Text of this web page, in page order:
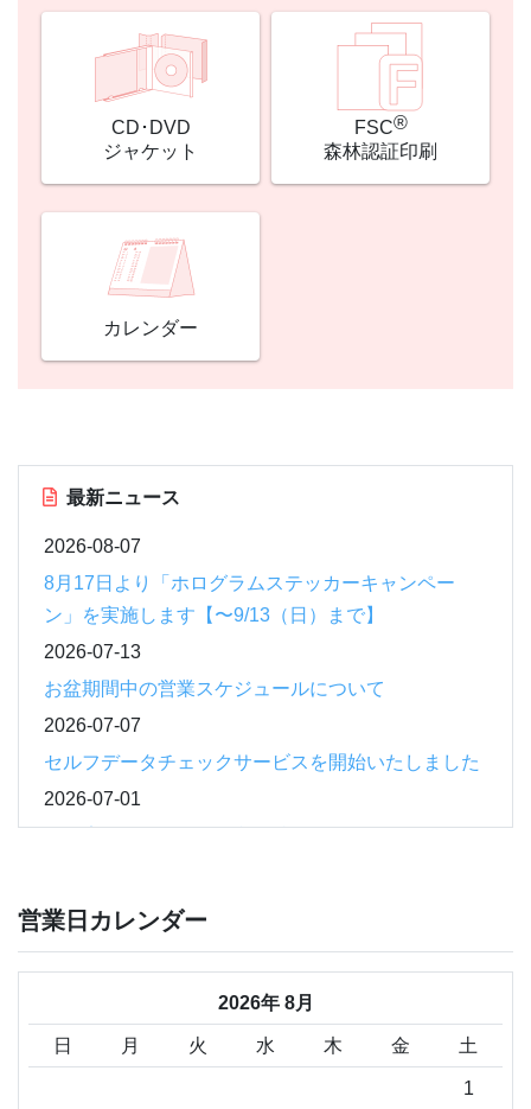
CD･DVD
ジャケット
FSC®
森林認証印刷
カレンダー
最新ニュース
2026-08-07
8月17日より「ホログラムステッカーキャンペー
ン」を実施します【〜9/13（日）まで】
2026-07-13
お盆期間中の営業スケジュールについて
2026-07-07
セルフデータチェックサービスを開始いたしました
2026-07-01
2026-06-09
2026-06-01
「特殊トナー印刷キャンペーン」のお知らせ
2026-05-11
営業日カレンダー
2026年 8月
日 月 火 水 木 金 土
1